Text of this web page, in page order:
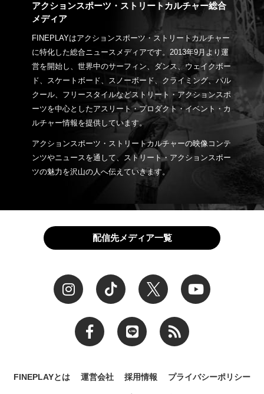
アクションスポーツ・ストリートカルチャー総合
メディア
FINEPLAYはアクションスポーツ・ストリートカルチャー
に特化した総合ニュースメディアです。2013年9月より運
営を開始し、世界中のサーフィン、ダンス、ウェイクボー
ド、スケートボード、スノーボード、クライミング、パル
クール、フリースタイルなどストリート・アクションスポ
ーツを中心としたアスリート・プロダクト・イベント・カ
ルチャー情報を提供しています。
アクションスポーツ・ストリートカルチャーの映像コンテ
ンツやニュースを通して、ストリート・アクションスポー
ツの魅力を沢山の人へ伝えていきます。
配信先メディア一覧
FINEPLAYとは 運営会社 採用情報 プライバシーポリシー